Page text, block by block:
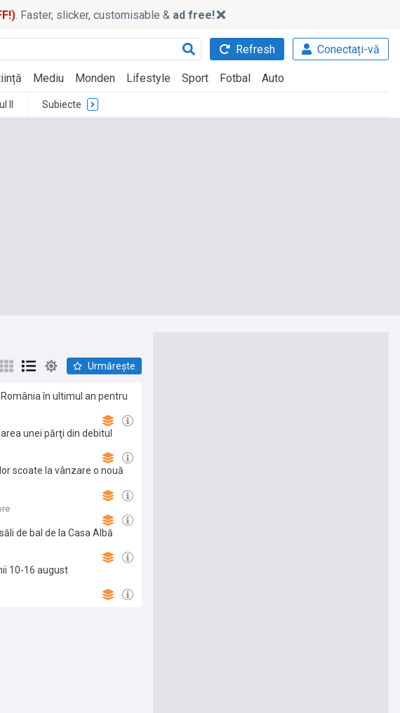
. Faster, slicker, customisable & ad free!
Refresh Conectați-vă
Mediu Monden Lifestyle Sport Fotbal Auto
II Subiecte
Urmărește
în ultimul an pentru
unei părţi din debitul
scoate la vânzare o nouă
de bal de la Casa Albă
10-16 august